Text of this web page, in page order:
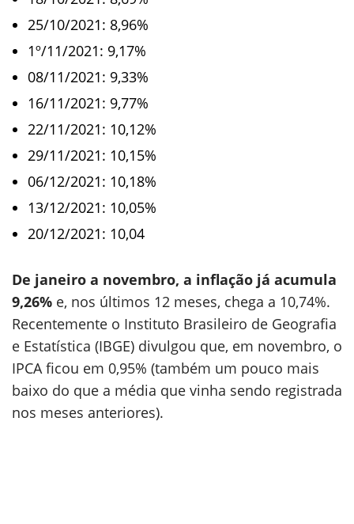
25/10/2021: 8,96%
1º/11/2021: 9,17%
08/11/2021: 9,33%
16/11/2021: 9,77%
22/11/2021: 10,12%
29/11/2021: 10,15%
06/12/2021: 10,18%
13/12/2021: 10,05%
20/12/2021: 10,04
De janeiro a novembro, a inflação já acumula
9,26% e, nos últimos 12 meses, chega a 10,74%.
Recentemente o Instituto Brasileiro de Geografia
e Estatística (IBGE) divulgou que, em novembro, o
IPCA ficou em 0,95% (também um pouco mais
baixo do que a média que vinha sendo registrada
nos meses anteriores).